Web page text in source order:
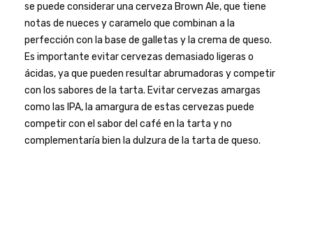
se puede considerar una cerveza Brown Ale, que tiene
notas de nueces y caramelo que combinan a la
perfección con la base de galletas y la crema de queso.
Es importante evitar cervezas demasiado ligeras o
ácidas, ya que pueden resultar abrumadoras y competir
con los sabores de la tarta. Evitar cervezas amargas
como las IPA, la amargura de estas cervezas puede
competir con el sabor del café en la tarta y no
complementaría bien la dulzura de la tarta de queso.